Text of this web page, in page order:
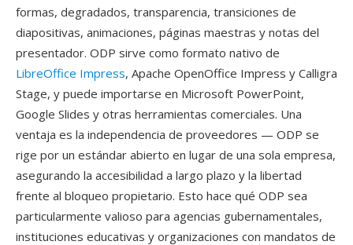
formas, degradados, transparencia, transiciones de
diapositivas, animaciones, páginas maestras y notas del
presentador. ODP sirve como formato nativo de
LibreOffice Impress, Apache OpenOffice Impress y Calligra
Stage, y puede importarse en Microsoft PowerPoint,
Google Slides y otras herramientas comerciales. Una
ventaja es la independencia de proveedores — ODP se
rige por un estándar abierto en lugar de una sola empresa,
asegurando la accesibilidad a largo plazo y la libertad
frente al bloqueo propietario. Esto hace qué ODP sea
particularmente valioso para agencias gubernamentales,
instituciones educativas y organizaciones con mandatos de